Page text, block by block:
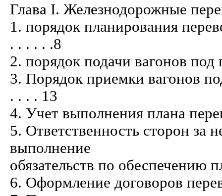
Глава I. Железнодорожные
1. порядок планирования
. . . . . .8
2. порядок подачи вагонов
3. Порядок приемки вагонов
. . . . 13
4. Учет выполнения плана
5. Ответственность сторон за
выполнение
обязательств по обеспечению
6. Оформление договоров